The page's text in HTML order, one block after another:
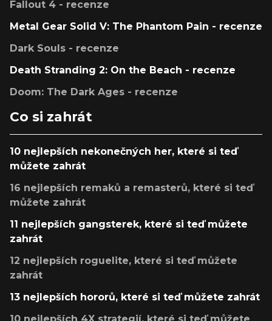
Fallout 4 - recenze
Metal Gear Solid V: The Phantom Pain - recenze
Dark Souls - recenze
Death Stranding 2: On the Beach - recenze
Doom: The Dark Ages - recenze
Co si zahrát
10 nejlepších nekonečných her, které si teď
můžete zahrát
16 nejlepších remaků a remasterů, které si teď
můžete zahrát
11 nejlepších gangsterek, které si teď můžete
zahrát
12 nejlepších roguelite, které si teď můžete
zahrát
13 nejlepších hororů, které si teď můžete zahrát